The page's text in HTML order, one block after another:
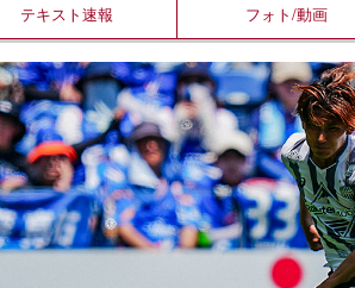
テキスト速報 フォト/動画